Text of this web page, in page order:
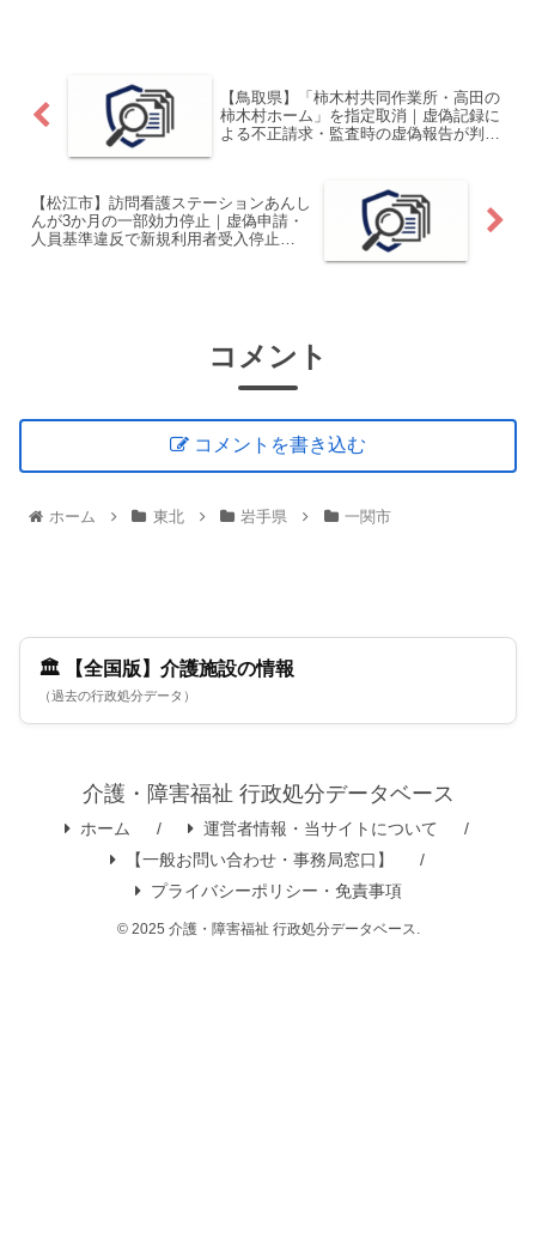
【鳥取県】「柿木村共同作業所・高田の
柿木村ホーム」を指定取消｜虚偽記録に
よる不正請求・監査時の虚偽報告が判明
【松江市】訪問看護ステーションあんし
んが3か月の一部効力停止｜虚偽申請・
人員基準違反で新規利用者受入停止
コメント
コメントを書き込む
ホーム 東北 岩手県 一関市
🏛️ 【全国版】介護施設の情報
（過去の行政処分データ）
介護・障害福祉 行政処分データベース
ホーム
運営者情報・当サイトについて
【一般お問い合わせ・事務局窓口】
プライバシーポリシー・免責事項
© 2025 介護・障害福祉 行政処分データベース.